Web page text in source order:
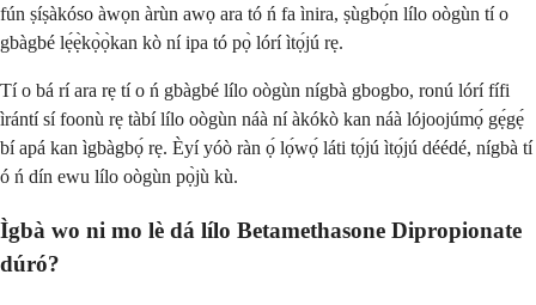
fún ṣíṣàkóso àwọn àrùn awọ ara tó ń fa ìnira, ṣùgbọ́n lílo oògùn tí o
gbàgbé lẹ́ẹ̀kọ̀ọ̀kan kò ní ipa tó pọ̀ lórí ìtọ́jú rẹ.
Tí o bá rí ara rẹ tí o ń gbàgbé lílo oògùn nígbà gbogbo, ronú lórí fífi
ìrántí sí foonù rẹ tàbí lílo oògùn náà ní àkókò kan náà lójoojúmọ́ gẹ́gẹ́
bí apá kan ìgbàgbọ́ rẹ. Èyí yóò ràn ọ́ lọ́wọ́ láti tọ́jú ìtọ́jú déédé, nígbà tí
ó ń dín ewu lílo oògùn pọ̀jù kù.
Ìgbà wo ni mo lè dá lílo Betamethasone Dipropionate
dúró?